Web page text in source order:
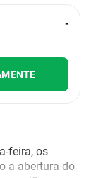
-
-
feira, os
a abertura do